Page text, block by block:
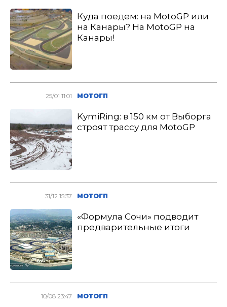
Куда поедем: на MotoGP или
на Канары? На MotoGP на
Канары!
25/01 11:01 МОТОГП
KymiRing: в 150 км от Выборга
строят трассу для MotoGP
31/12 15:37 МОТОГП
«Формула Сочи» подводит
предварительные итоги
10/08 23:47 МОТОГП